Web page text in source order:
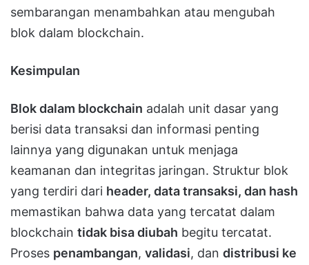
sembarangan menambahkan atau mengubah
blok dalam blockchain.
Kesimpulan
Blok dalam blockchain adalah unit dasar yang
berisi data transaksi dan informasi penting
lainnya yang digunakan untuk menjaga
keamanan dan integritas jaringan. Struktur blok
yang terdiri dari header, data transaksi, dan hash
memastikan bahwa data yang tercatat dalam
blockchain tidak bisa diubah begitu tercatat.
Proses penambangan, validasi, dan distribusi ke